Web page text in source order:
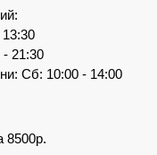
- 21:30
Сб: 10:00 - 14:00
8500р.